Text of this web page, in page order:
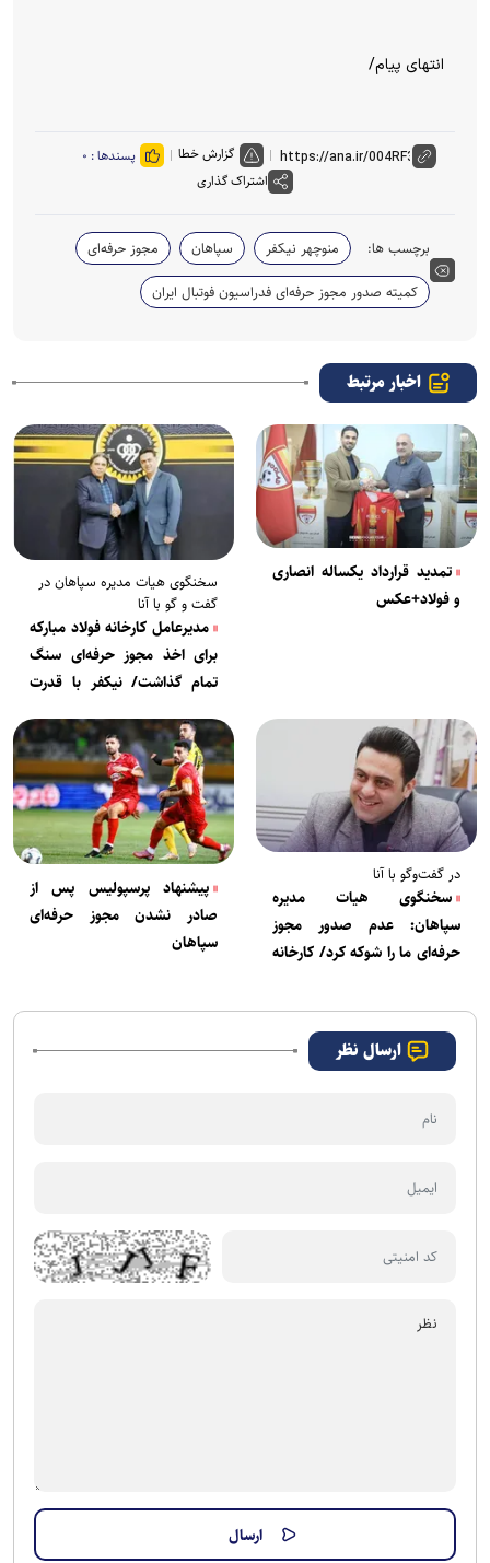
انتهای پیام/
گزارش خطا پسندها : ۰
اشتراک گذاری
برچسب ها: منوچهر نیکفر سپاهان
مجوز حرفه‌ای
کمیته صدور مجوز حرفه‌ای فدراسیون فوتبال ایران
اخبار مرتبط
تمدید قرارداد یکساله انصاری
و فولاد+عکس
سخنگوی هیات مدیره سپاهان در
گفت و گو با آنا
مدیرعامل کارخانه فولاد مبارکه
برای اخذ مجوز حرفه‌ای سنگ
تمام گذاشت/ نیکفر با قدرت
در گفت‌وگو با آنا
سخنگوی هیات مدیره
سپاهان: عدم صدور مجوز
حرفه‌ای ما را شوکه کرد/ کارخانه
باشگاه را تأمین می‌کند
پیشنهاد پرسپولیس پس از
صادر نشدن مجوز حرفه‌ای
سپاهان
ارسال نظر